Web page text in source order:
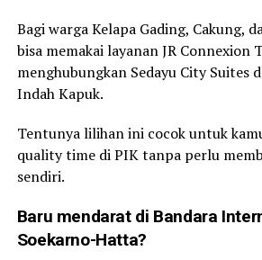
Bagi warga Kelapa Gading, Cakung,
bisa memakai layanan JR Connexion
menghubungkan Sedayu City Suites
Indah Kapuk.
Tentunya lilihan ini cocok untuk
quality time di PIK tanpa perlu
sendiri.
Baru mendarat di Bandara
Soekarno-Hatta?